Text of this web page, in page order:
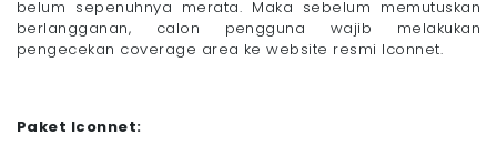
belum sepenuhnya merata. Maka sebelum memutuskan
berlangganan, calon pengguna wajib melakukan
pengecekan coverage area ke website resmi Iconnet.
Paket Iconnet: